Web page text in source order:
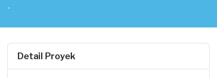
-
Detail Proyek